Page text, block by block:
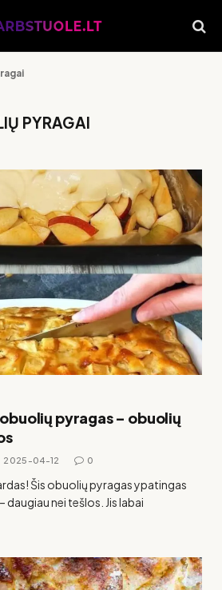
PYRAGAI
pyragas – obuolių
2025-04-12 0
Šis obuolių pyragas ypatingas
nei tešlos. Jis labai